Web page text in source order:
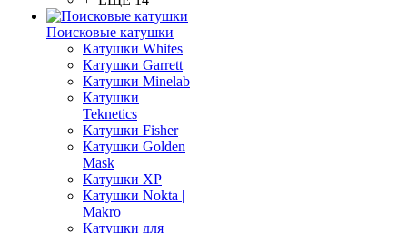
Поисковые катушки
Катушки Whites
Катушки Garrett
Катушки Minelab
Катушки
Teknetics
Катушки Fisher
Катушки Golden
Mask
Катушки XP
Катушки Nokta |
Makro
Катушки для